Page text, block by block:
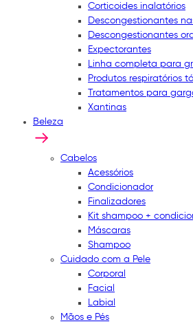
Corticoides inalatórios
Descongestionantes
Descongestionantes
Expectorantes
Linha completa para
Produtos respiratórios
Tratamentos para
Xantinas
Beleza
Cabelos
Acessórios
Condicionador
Finalizadores
Kit shampoo +
Máscaras
Shampoo
Cuidado com a Pele
Corporal
Facial
Labial
Mãos e Pés